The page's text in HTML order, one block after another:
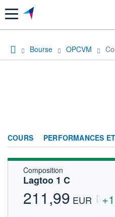
Menu
Bourse OPCVM
COURS PERFORMANCES
Composition
Lagtoo 1 C
211,99 EUR